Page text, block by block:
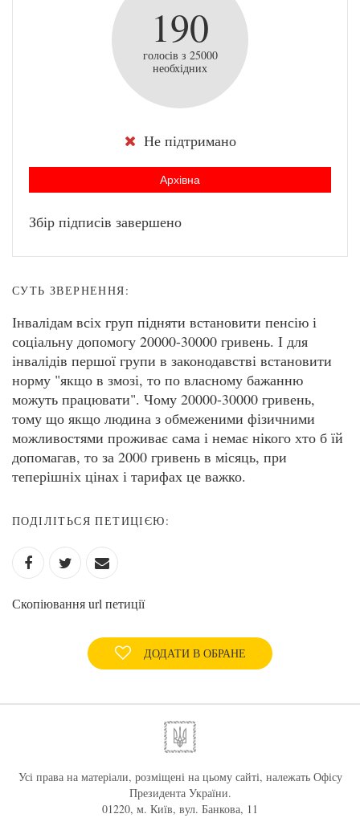
190
голосів з 25000
необхідних
Не підтримано
Архівна
Збір підписів завершено
СУТЬ ЗВЕРНЕННЯ:
Інвалідам всіх груп підняти встановити пенсію і
соціальну допомогу 20000-30000 гривень. І для
інвалідів першої групи в законодавстві встановити
норму "якщо в змозі, то по власному бажанню
можуть працювати". Чому 20000-30000 гривень,
тому що якщо людина з обмеженими фізичними
можливостями проживає сама і немає нікого хто б їй
допомагав, то за 2000 гривень в місяць, при
теперішніх цінах і тарифах це важко.
ПОДІЛІТЬСЯ ПЕТИЦІЄЮ:
Скопіювання url петиції
ДОДАТИ В ОБРАНЕ
Усі права на матеріали, розміщені на цьому сайті, належать Офісу
Президента України.
01220, м. Київ, вул. Банкова, 11